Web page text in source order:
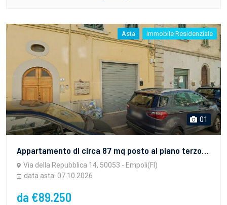
Asta Immobile Residenziale
01
Appartamento di circa 87 mq posto al piano terzo, di un edificio costituito da n. 6 unità abitative
Via della Repubblica 14, 50053 - Empoli(FI)
data asta: 07.10.2026
da €89.250